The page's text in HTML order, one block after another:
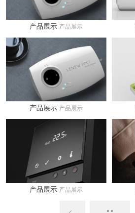
产品展示 产品展示
产品展示 产品展示
产品展示 产品展示